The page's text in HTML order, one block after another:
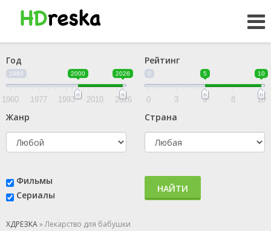
Год
1960 2000 2026
1960 1977 1993 2010 2026
Рейтинг
0 5 10
0 3 5 8 10
Жанр Страна
Фильмы
Сериалы
НАЙТИ
ХДРЕЗКА»Лекарство для бабушки